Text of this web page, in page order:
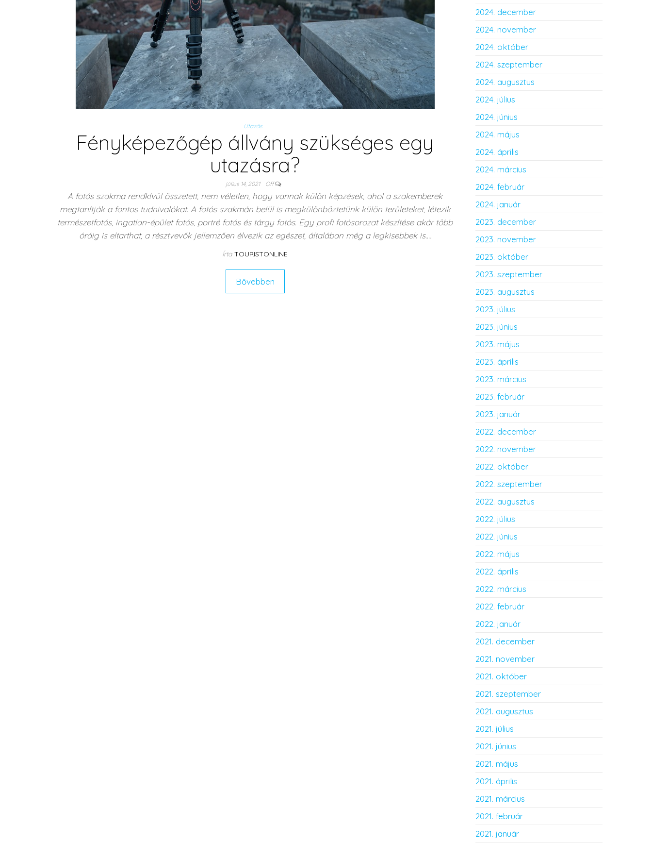
Utazás
Fényképezőgép állvány szükséges egy
utazásra?
július 14, 2021 Off
A fotós szakma rendkívül összetett, nem véletlen, hogy vannak külön képzések, ahol a szakemberek
megtanítják a fontos tudnivalókat. A fotós szakmán belül is megkülönböztetünk külön területeket, létezik
természetfotós, ingatlan-épület fotós, portré fotós és tárgy fotós. Egy profi fotósorozat készítése akár több
óráig is eltarthat, a résztvevők jellemzően élvezik az egészet, általában még a legkisebbek is.…
Írta TOURISTONLINE
Bővebben
2024. december
2024. november
2024. október
2024. szeptember
2024. augusztus
2024. július
2024. június
2024. május
2024. április
2024. március
2024. február
2024. január
2023. december
2023. november
2023. október
2023. szeptember
2023. augusztus
2023. július
2023. június
2023. május
2023. április
2023. március
2023. február
2023. január
2022. december
2022. november
2022. október
2022. szeptember
2022. augusztus
2022. július
2022. június
2022. május
2022. április
2022. március
2022. február
2022. január
2021. december
2021. november
2021. október
2021. szeptember
2021. augusztus
2021. július
2021. június
2021. május
2021. április
2021. március
2021. február
2021. január